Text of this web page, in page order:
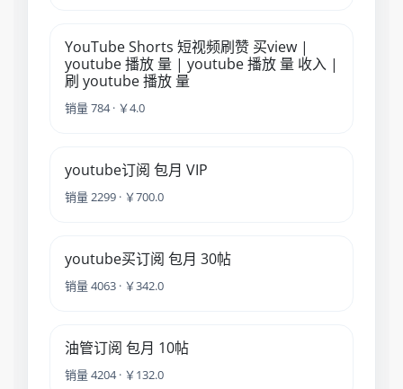
YouTube Shorts 短视频刷赞 买view |
youtube 播放 量 | youtube 播放 量 收入 |
刷 youtube 播放 量
销量 784 · ￥4.0
youtube订阅 包月 VIP
销量 2299 · ￥700.0
youtube买订阅 包月 30帖
销量 4063 · ￥342.0
油管订阅 包月 10帖
销量 4204 · ￥132.0